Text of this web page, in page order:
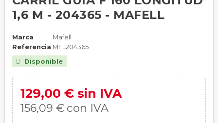
1,6 M - 204365 - MAFELL
Marca
Mafell
Referencia MFL204365
 Disponible
129,00 € sin IVA
156,09 € con IVA